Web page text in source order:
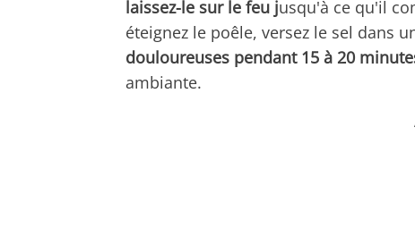
laissez-le sur le feu jusqu'à ce qu'il
éteignez le poêle, versez le sel dans
douloureuses pendant 15 à 20
ambiante.